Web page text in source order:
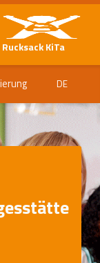
Rucksack KiTa
DE